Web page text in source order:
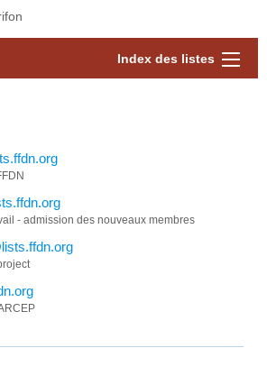
Index des listes
- admission des nouveaux membres